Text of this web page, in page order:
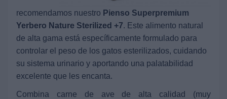
recomendamos nuestro Pienso Superpremium
Yerbero Nature Sterilized +7. Este alimento natural
de alta gama está específicamente formulado para
controlar el peso de los gatos esterilizados, cuidando
su sistema urinario y aportando una palatabilidad
excelente que les encanta.
Combina carne de ave de alta calidad (muy